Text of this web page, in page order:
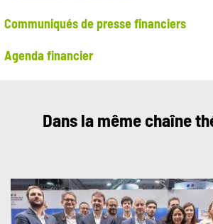
Communiqués de presse financiers
Agenda financier
Dans la même chaîne